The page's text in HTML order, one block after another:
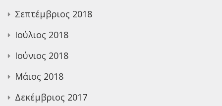
Σεπτέμβριος 2018
Ιούλιος 2018
Ιούνιος 2018
Μάιος 2018
Δεκέμβριος 2017